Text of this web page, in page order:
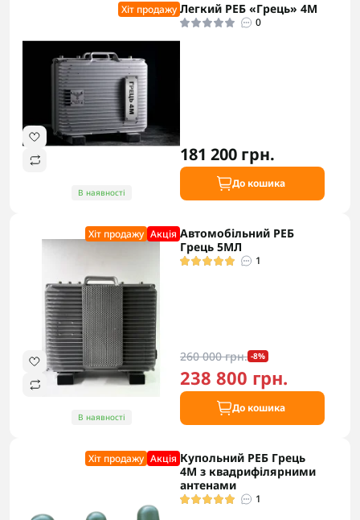
Хіт продажу
В наявності
Легкий РЕБ «Грець» 4М
0
181 200 грн.
До кошика
Хіт продажу Акцiя
В наявності
Автомобільний РЕБ
Грець 5МЛ
1
260 000 грн. -8%
238 800 грн.
До кошика
Хіт продажу Акцiя Купольний РЕБ Грець
4М з квадрифілярними
антенами
1